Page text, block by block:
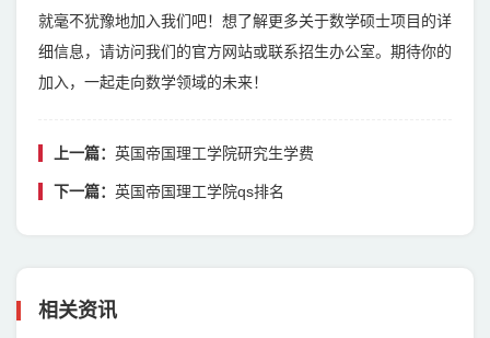
就毫不犹豫地加入我们吧！想了解更多关于数学硕士项目的详
细信息，请访问我们的官方网站或联系招生办公室。期待你的
加入，一起走向数学领域的未来！
上一篇： 英国帝国理工学院研究生学费
下一篇： 英国帝国理工学院qs排名
相关资讯